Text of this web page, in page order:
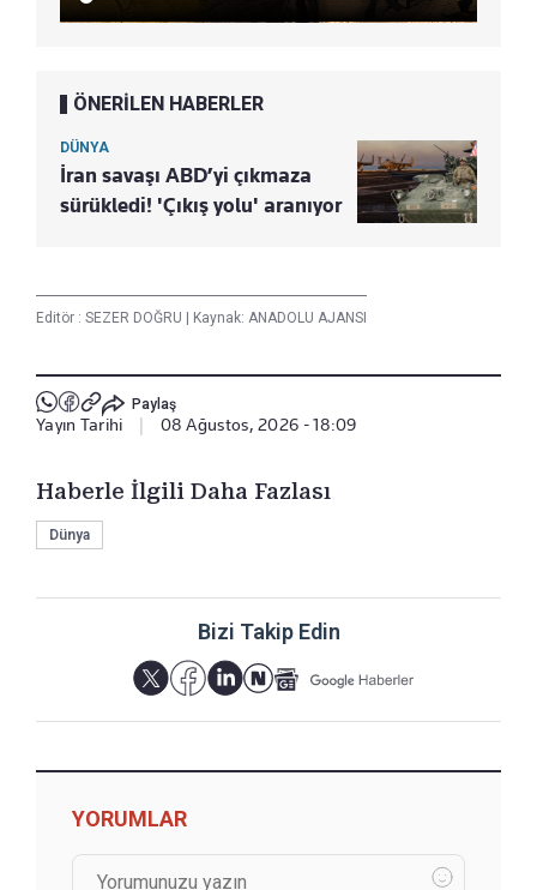
ÖNERİLEN HABERLER
DÜNYA
İran savaşı ABD’yi çıkmaza
sürükledi! 'Çıkış yolu' aranıyor
Editör : SEZER DOĞRU Kaynak: ANADOLU AJANSI
Paylaş
Yayın Tarihi 08 Ağustos, 2026 - 18:09
Haberle İlgili Daha Fazlası
Dünya
Bizi Takip Edin
YORUMLAR